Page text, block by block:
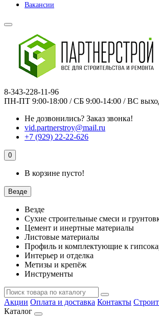
Вакансии
8-343-228-11-96
ПН-ПТ 9:00-18:00 / СБ 9:00-14:00 / ВС
Не дозвонились? Заказ звонка!
vid.partnerstroy@mail.ru
+7 (929) 22-22-626
0
В корзине пусто!
Везде
Везде
Сухие строительные смеси и
Цемент и инертные материалы
Листовые материалы
Профиль и комплектующие к
Интерьер и отделка
Метизы и крепёж
Инструменты
Акции Оплата и доставка Контакты
Каталог